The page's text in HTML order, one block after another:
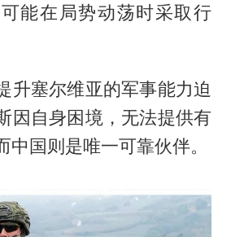
能在局势动荡时采取行
升塞尔维亚的军事能力迫
因自身困境，无法提供有
中国则是唯一可靠伙伴。